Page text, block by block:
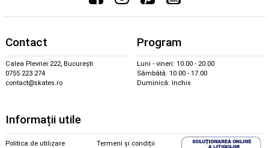
Contact
Calea Plevnei 222, București
0755 223 274
contact@skates.ro
Program
Luni - vineri: 10.00 - 20.00
Sâmbătă: 10.00 - 17.00
Duminică: închis
Informații utile
Politica de utilizare
Termeni și condiții